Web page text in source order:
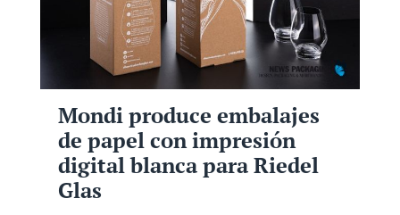
Mondi produce embalajes
de papel con impresión
digital blanca para Riedel
Glas